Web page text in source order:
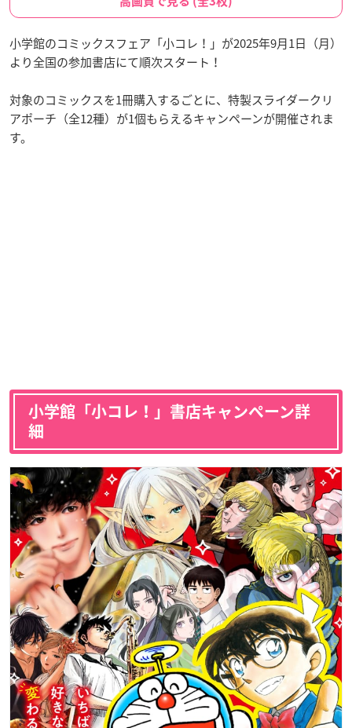
小学館のコミックスフェア「小コレ！」が2025年9月1日（月）
より全国の参加書店にて順次スタート！
対象のコミックスを1冊購入するごとに、特製スライダークリ
アポーチ（全12種）が1個もらえるキャンペーンが開催されま
す。
小学館「小コレ！」書店キャンペーン詳
細